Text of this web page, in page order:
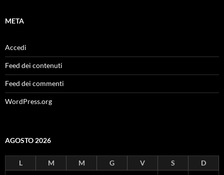
META
Accedi
Feed dei contenuti
Feed dei commenti
WordPress.org
AGOSTO 2026
L M M G V S
D